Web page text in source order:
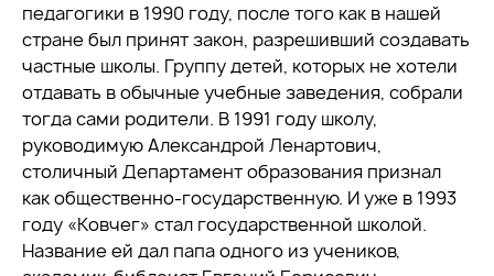
педагогики в 1990 году, после того как в нашей
стране был принят закон, разрешивший создавать
частные школы. Группу детей, которых не хотели
отдавать в обычные учебные заведения, собрали
тогда сами родители. В 1991 году школу,
руководимую Александрой Ленартович,
столичный Департамент образования признал
как общественно-государственную. И уже в 1993
году «Ковчег» стал государственной школой.
Название ей дал папа одного из учеников,